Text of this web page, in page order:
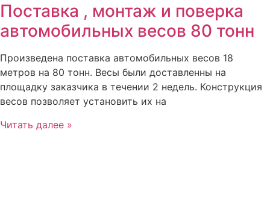
Поставка , монтаж и поверка
автомобильных весов 80 тонн
Произведена поставка автомобильных весов 18
метров на 80 тонн. Весы были доставленны на
площадку заказчика в течении 2 недель. Конструкция
весов позволяет установить их на
Читать далее »